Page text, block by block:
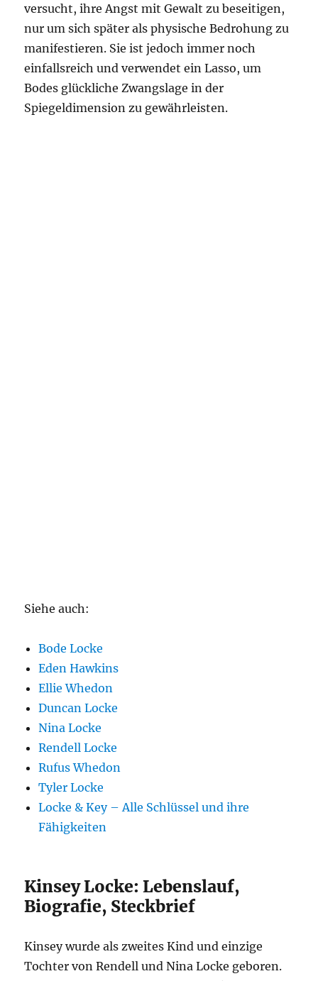
versucht, ihre Angst mit Gewalt zu beseitigen,
nur um sich später als physische Bedrohung zu
manifestieren. Sie ist jedoch immer noch
einfallsreich und verwendet ein Lasso, um
Bodes glückliche Zwangslage in der
Spiegeldimension zu gewährleisten.
Siehe auch:
Bode Locke
Eden Hawkins
Ellie Whedon
Duncan Locke
Nina Locke
Rendell Locke
Rufus Whedon
Tyler Locke
Locke & Key – Alle Schlüssel und ihre
Fähigkeiten
Kinsey Locke: Lebenslauf,
Biografie, Steckbrief
Kinsey wurde als zweites Kind und einzige
Tochter von Rendell und Nina Locke geboren.